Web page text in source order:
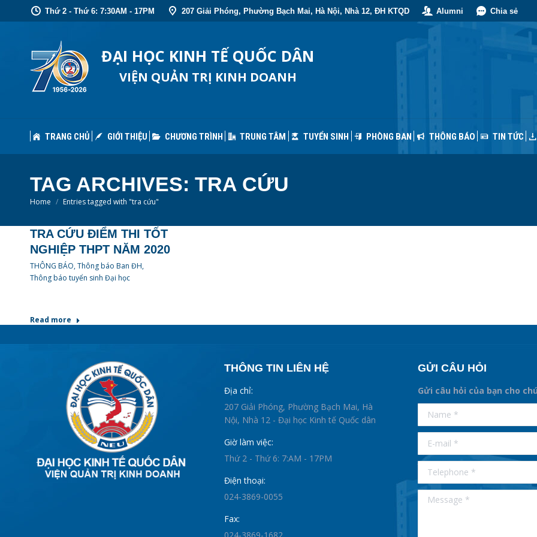
Thứ 2 - Thứ 6: 7:30AM - 17PM 207 Giải Phóng, Phường Bạch Mai, Hà Nội, Nhà 12, ĐH KTQD Alumni Chia sẻ
ĐẠI HỌC KINH TẾ QUỐC DÂN
VIỆN QUẢN TRỊ KINH DOANH
TRANG CHỦ GIỚI THIỆU CHƯƠNG TRÌNH TRUNG TÂM TUYỂN SINH PHÒNG BAN THÔNG BÁO TIN TỨC
TAG ARCHIVES: TRA CỨU
You are here:
Home Entries tagged with "tra cứu"
TRA CỨU ĐIỂM THI TỐT
NGHIỆP THPT NĂM 2020
THÔNG BÁO,Thông báo Ban ĐH,
Thông báo tuyển sinh Đại học
Read more
THÔNG TIN LIÊN HỆ
Địa chỉ:
207 Giải Phóng, Phường Bạch Mai, Hà
Nội, Nhà 12 - Đại học Kinh tế Quốc dân
Giờ làm việc:
Thứ 2 - Thứ 6: 7:AM - 17PM
Điện thoại:
024-3869-0055
Fax:
024-3869-1682
GỬI CÂU HỎI
Gửi câu hỏi của bạn cho
supertotobet
betist
Name *
E-mail *
Telephone *
Message *
CHƯƠNG TRÌNH TRUNG TÂM TUYỂN SINH PHÒNG BAN THÔNG BÁO